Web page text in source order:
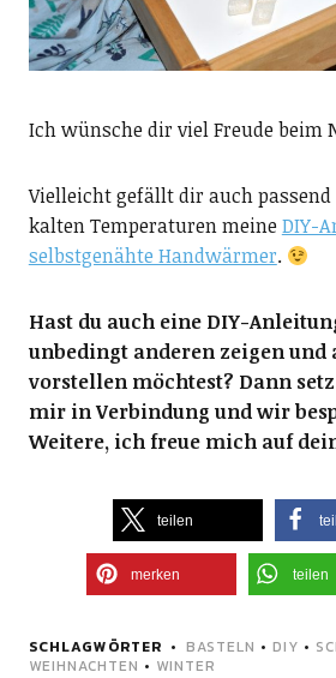
Ich wünsche dir viel Freude beim
Vielleicht gefällt dir auch
kalten Temperaturen meineDIY-
selbstgenähte Handwärmer.
Hast du auch eine DIY-
unbedingt anderen zeigen und
vorstellen möchtest? Dann
mir in Verbindung und wir
Weitere, ich freue mich auf
teilen
merken teilen
SCHLAGWÖRTER BASTELN • DIY •
WEIHNACHTEN • WINTER